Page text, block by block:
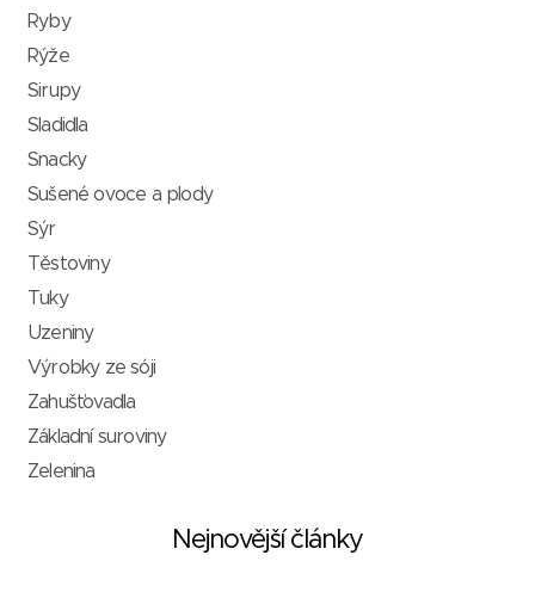
Ryby
Rýže
Sirupy
Sladidla
Snacky
Sušené ovoce a plody
Sýr
Těstoviny
Tuky
Uzeniny
Výrobky ze sóji
Zahušťovadla
Základní suroviny
Zelenina
Nejnovější články